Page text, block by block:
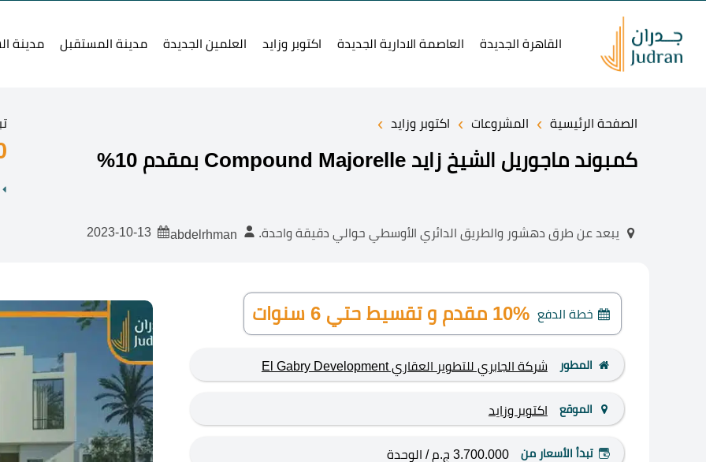
القاهرة الجديدة العاصمة الادارية الجديدة اكتوبر وزايد العلمين الجديدة مدينة المستقبل مدينة
الصفحة الرئيسية › المشروعات › اكتوبر وزايد ›
كمبوند ماجوريل الشيخ زايد Compound Majorelle بمقدم 10%
يبعد عن طرق دهشور والطريق الدائري الأوسطي حوالي دقيقة واحدة.
خطة الدفع 10% مقدم و تقسيط حتي 6 سنوات
المطور شركة الجابري للتطوير العقاري El Gabry Development
الموقع اكتوبر وزايد
تبدأ الأسعار من 3.700.000 ج.م / الوحدة